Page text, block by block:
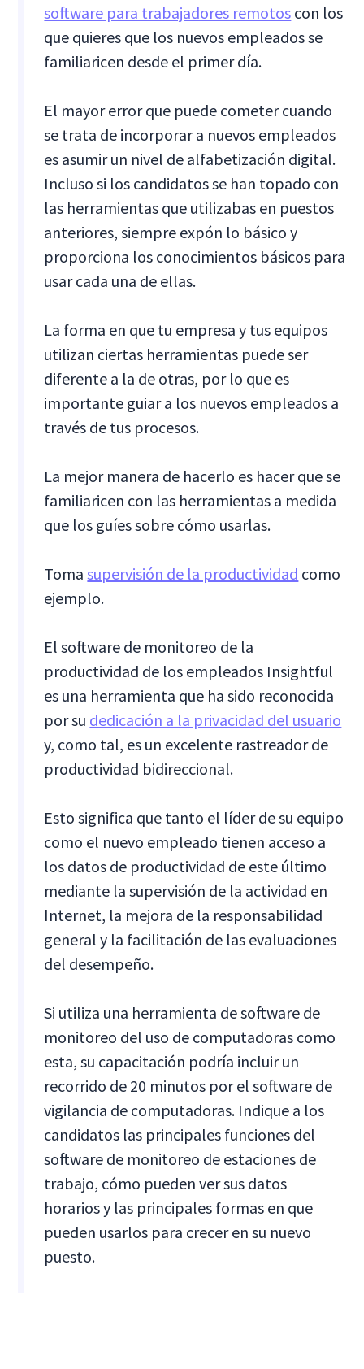
software para trabajadores remotos con los
que quieres que los nuevos empleados se
familiaricen desde el primer día.
El mayor error que puede cometer cuando
se trata de incorporar a nuevos empleados
es asumir un nivel de alfabetización digital.
Incluso si los candidatos se han topado con
las herramientas que utilizabas en puestos
anteriores, siempre expón lo básico y
proporciona los conocimientos básicos para
usar cada una de ellas.
La forma en que tu empresa y tus equipos
utilizan ciertas herramientas puede ser
diferente a la de otras, por lo que es
importante guiar a los nuevos empleados a
través de tus procesos.
La mejor manera de hacerlo es hacer que se
familiaricen con las herramientas a medida
que los guíes sobre cómo usarlas.
Tomasupervisión de la productividad como
ejemplo.
El software de monitoreo de la
productividad de los empleados Insightful
es una herramienta que ha sido reconocida
por su dedicación a la privacidad del usuario
y, como tal, es un excelente rastreador de
productividad bidireccional.
Esto significa que tanto el líder de su equipo
como el nuevo empleado tienen acceso a
los datos de productividad de este último
mediante la supervisión de la actividad en
Internet, la mejora de la responsabilidad
general y la facilitación de las evaluaciones
del desempeño.
Si utiliza una herramienta de software de
monitoreo del uso de computadoras como
esta, su capacitación podría incluir un
recorrido de 20 minutos por el software de
vigilancia de computadoras. Indique a los
candidatos las principales funciones del
software de monitoreo de estaciones de
trabajo, cómo pueden ver sus datos
horarios y las principales formas en que
pueden usarlos para crecer en su nuevo
puesto.